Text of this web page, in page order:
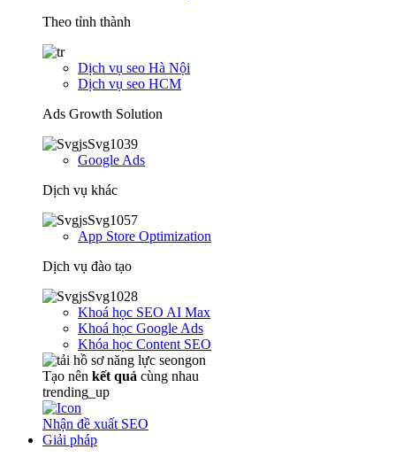
Theo tỉnh thành
Dịch vụ seo Hà Nội
Dịch vụ seo HCM
Ads Growth Solution
Google Ads
Dịch vụ khác
App Store Optimization
Dịch vụ đào tạo
Khoá học SEO AI Max
Khoá học Google Ads
Khóa học Content SEO
Tạo nên kết quả cùng nhau
trending_up
Nhận đề xuất SEO
Giải pháp